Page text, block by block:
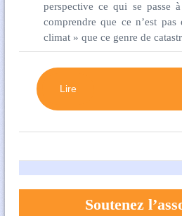
perspective ce qui se passe
comprendre que ce n’est
climat » que ce genre de
Lire
Soutenez